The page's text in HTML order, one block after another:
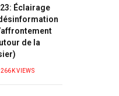
Éclairage
de la
266KVIEWS